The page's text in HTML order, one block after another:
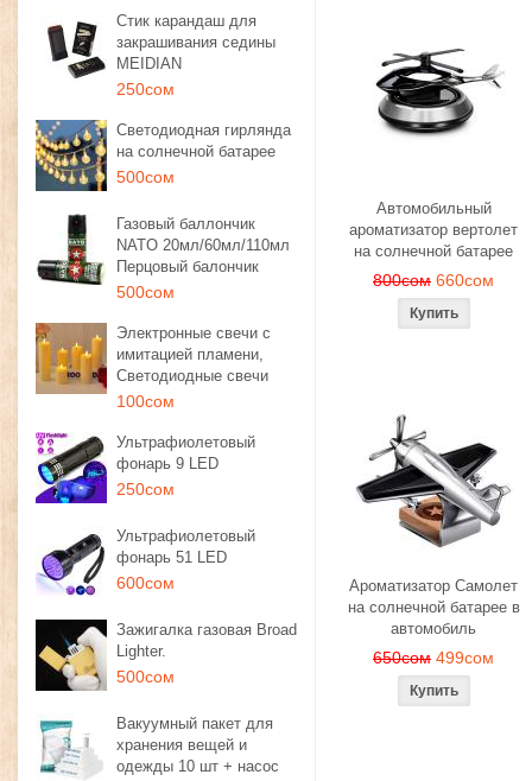
Стик карандаш для
закрашивания седины
MEIDIAN
250сом
Светодиодная гирлянда
на солнечной батарее
500сом
Газовый баллончик
NATO 20мл/60мл/110мл
Перцовый балончик
500сом
Электронные свечи с
имитацией пламени,
Светодиодные свечи
100сом
Ультрафиолетовый
фонарь 9 LED
250сом
Ультрафиолетовый
фонарь 51 LED
600сом
Зажигалка газовая Broad
Lighter.
500сом
Вакуумный пакет для
хранения вещей и
одежды 10 шт + насос
Автомобильный
ароматизатор вертолет
на солнечной батарее
800сом 660сом
Ароматизатор Самолет
на солнечной батарее в
автомобиль
650сом 499сом